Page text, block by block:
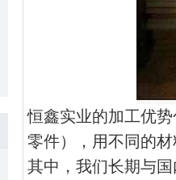
恒鑫实业的加工优
零件），用不同的
其中，我们长期与